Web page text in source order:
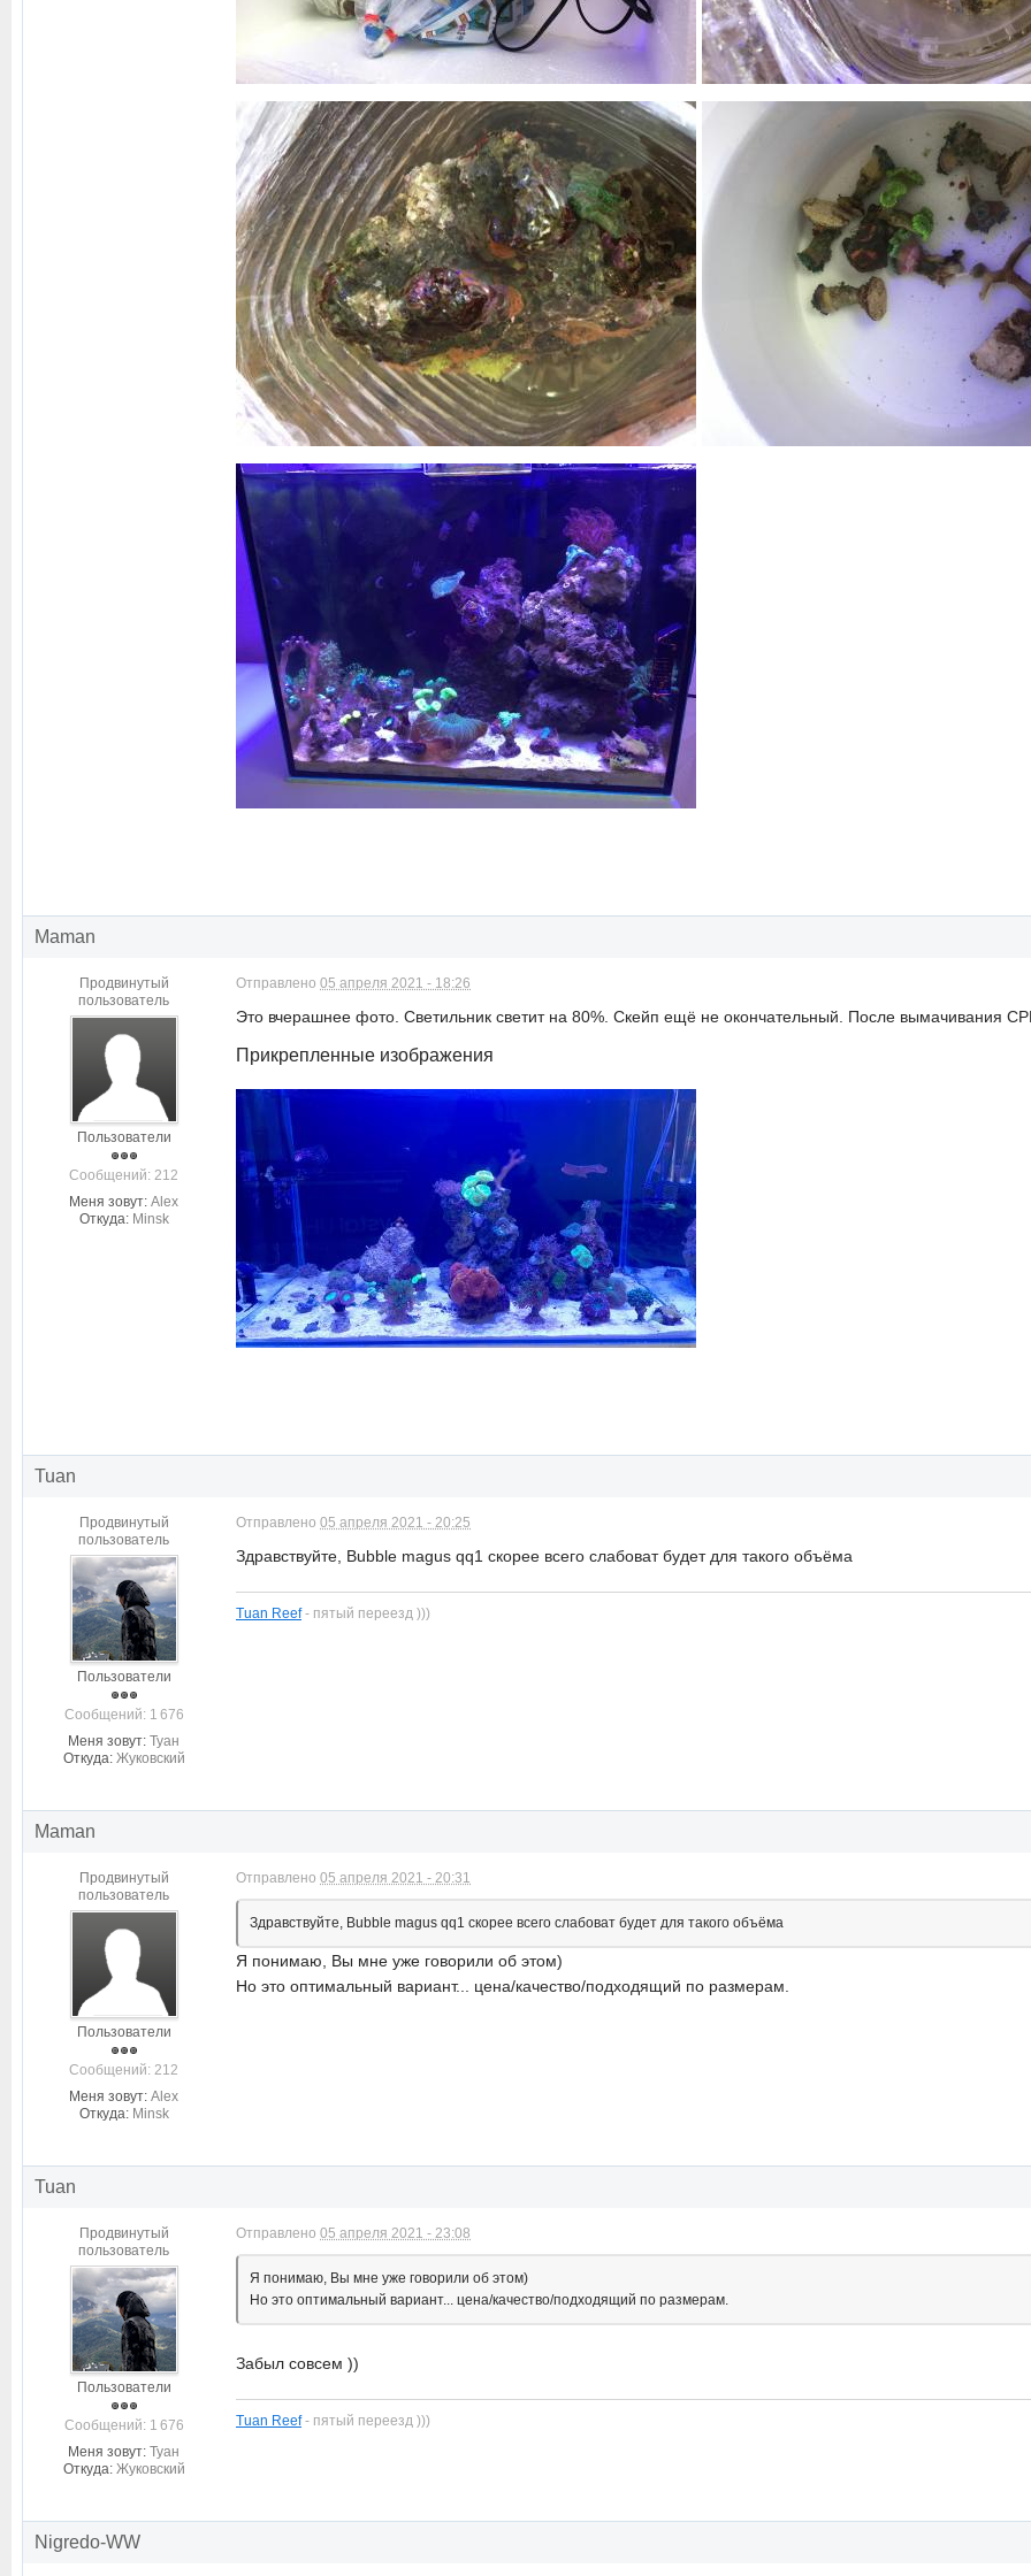
Maman
Продвинутый
пользователь
Пользователи
Cообщений: 212
Меня зовут: Alex
Откуда: Minsk
Отправлено 05 апреля 2021 - 18:26
Это вчерашнее фото. Светильник светит на 80%. Скейп ещё не окончательный. После вымачивания
Прикрепленные изображения
Tuan
Продвинутый
пользователь
Пользователи
Cообщений: 1 676
Меня зовут: Туан
Откуда: Жуковский
Отправлено 05 апреля 2021 - 20:25
Здравствуйте, Bubble magus qq1 скорее всего слабоват будет для такого объёма
Tuan Reef- пятый переезд )))
Maman
Продвинутый
пользователь
Пользователи
Cообщений: 212
Меня зовут: Alex
Откуда: Minsk
Отправлено 05 апреля 2021 - 20:31
Здравствуйте, Bubble magus qq1 скорее всего слабоват будет для такого объёма
Я понимаю, Вы мне уже говорили об этом)
Но это оптимальный вариант... цена/качество/подходящий по размерам.
Tuan
Продвинутый
пользователь
Пользователи
Cообщений: 1 676
Меня зовут: Туан
Откуда: Жуковский
Отправлено 05 апреля 2021 - 23:08
Я понимаю, Вы мне уже говорили об этом)
Но это оптимальный вариант... цена/качество/подходящий по размерам.
Забыл совсем ))
Tuan Reef- пятый переезд )))
Nigredo-WW